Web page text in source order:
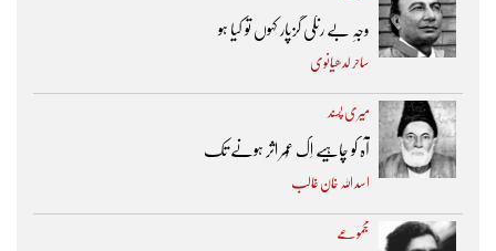
وجہِ بے رنگی گزپار کہوں تو کیا ہو
ساحر لدھیانوی
میری پسند
آہ کو چاہیے اِک عُمر اثر ہونے تک ​
اسد اللہ خان غالب
مجموعے